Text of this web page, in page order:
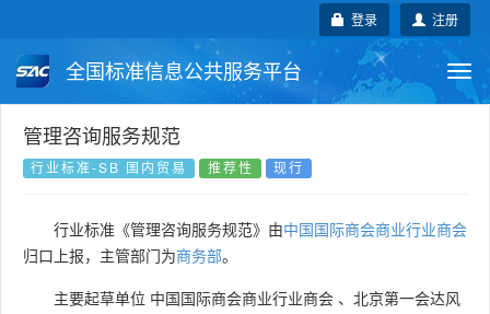
注册
登录
全国标准信息公共服务平台
国家标准
国外标准 技术委员会
管理咨询服务规范
行业标准-SB 国内贸易 推荐性 现行
行业标准《管理咨询服务规范》由中国国际商会商业行业商会
归口上报，主管部门为商务部。
主要起草单位 中国国际商会商业行业商会 、 北京第一会达风